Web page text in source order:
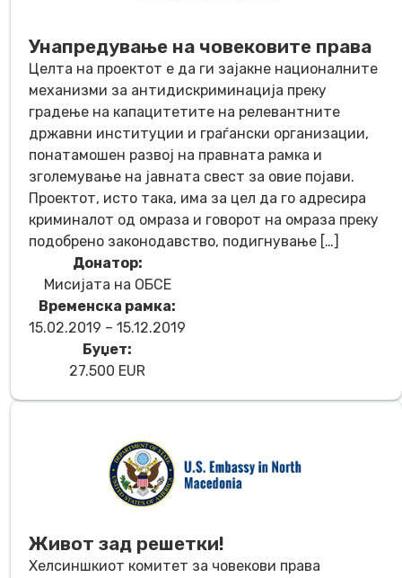
Унапредување на човековите права
Целта на проектот е да ги зајакне националните
механизми за антидискриминација преку
градење на капацитетите на релевантните
државни институции и граѓански организации,
понатамошен развој на правната рамка и
зголемување на јавната свест за овие појави.
Проектот, исто така, има за цел да го адресира
криминалот од омраза и говорот на омраза преку
подобрено законодавство, подигнување […]
Донатор:
Мисијата на ОБСЕ
Временска рамка:
15.02.2019 – 15.12.2019
Буџет:
27.500 EUR
Живот зад решетки!
Хелсиншкиот комитет за човекови права